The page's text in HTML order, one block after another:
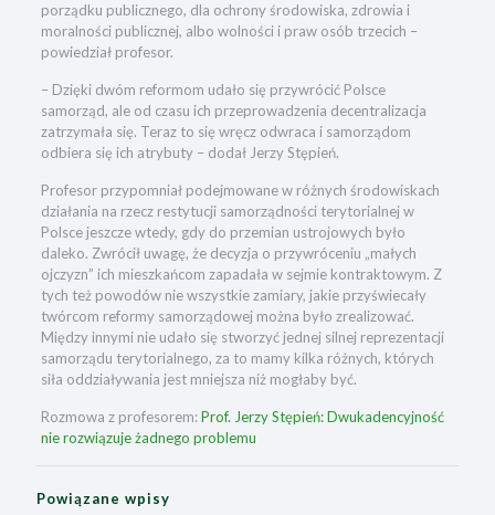
porządku publicznego, dla ochrony środowiska, zdrowia i
moralności publicznej, albo wolności i praw osób trzecich –
powiedział profesor.
– Dzięki dwóm reformom udało się przywrócić Polsce
samorząd, ale od czasu ich przeprowadzenia decentralizacja
zatrzymała się. Teraz to się wręcz odwraca i samorządom
odbiera się ich atrybuty – dodał Jerzy Stępień.
Profesor przypomniał podejmowane w różnych środowiskach
działania na rzecz restytucji samorządności terytorialnej w
Polsce jeszcze wtedy, gdy do przemian ustrojowych było
daleko. Zwrócił uwagę, że decyzja o przywróceniu „małych
ojczyzn” ich mieszkańcom zapadała w sejmie kontraktowym. Z
tych też powodów nie wszystkie zamiary, jakie przyświecały
twórcom reformy samorządowej można było zrealizować.
Między innymi nie udało się stworzyć jednej silnej reprezentacji
samorządu terytorialnego, za to mamy kilka różnych, których
siła oddziaływania jest mniejsza niż mogłaby być.
Rozmowa z profesorem:Prof. Jerzy Stępień: Dwukadencyjność
nie rozwiązuje żadnego problemu
Powiązane wpisy